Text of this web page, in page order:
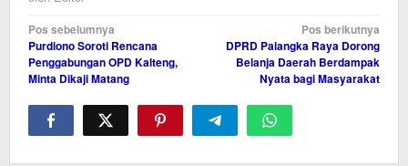
Navigasi
pos
Pos sebelumnya
Purdiono Soroti Rencana
Penggabungan OPD Kalteng,
Minta Dikaji Matang
Pos berikutnya
DPRD Palangka Raya Dorong
Belanja Daerah Berdampak
Nyata bagi Masyarakat